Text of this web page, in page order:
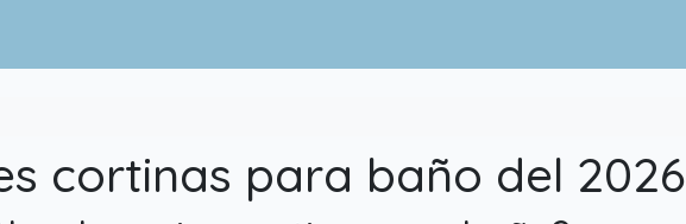
cortinas para baño del 2026